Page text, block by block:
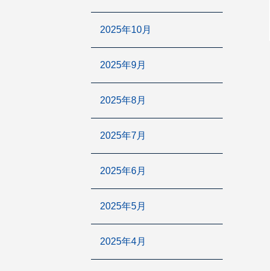
2025年10月
2025年9月
2025年8月
2025年7月
2025年6月
2025年5月
2025年4月